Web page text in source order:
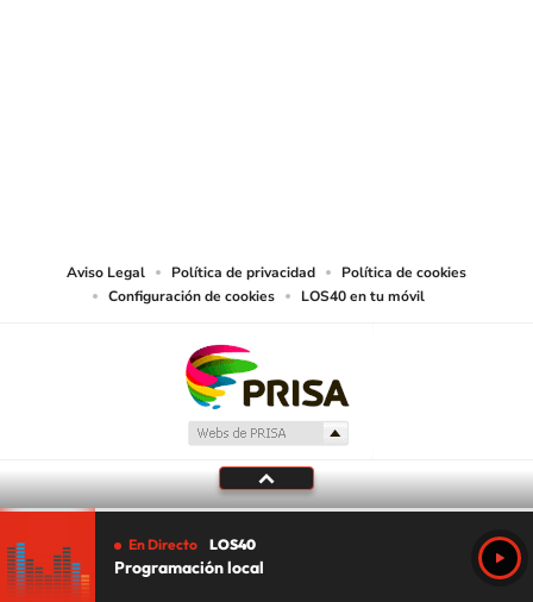
Aviso Legal Política de privacidad
Política de cookies
Configuración de cookies
LOS40 en tu móvil
En Directo LOS40
Programación local